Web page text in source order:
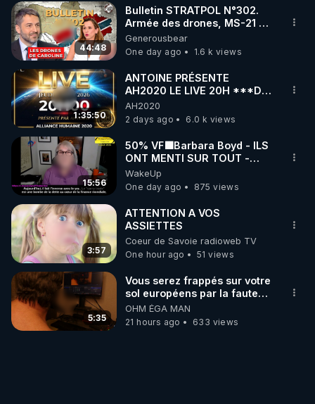
44:48
Bulletin STRATPOL N°302.
Armée des drones, MS-21 en
série, missiles coréens.
07.08.2026.
Generousbear
One day ago
1.6 k views
1:35:50
ANTOINE PRÉSENTE
AH2020 LE LIVE 20H ***DU
06/08/2026***
AH2020
2 days ago
6.0 k views
15:56
50% VF🟩Barbara Boyd - ILS
ONT MENTI SUR TOUT -
Jocelyne Traduction
WakeUp
One day ago
875 views
3:57
ATTENTION A VOS
ASSIETTES
Coeur de Savoie radioweb TV
One hour ago
51 views
5:35
Vous serez frappés sur votre
sol européens par la faute
des dirigeants qui s'en
mettent dans le nez
OHM ÉGA MAN
21 hours ago
633 views